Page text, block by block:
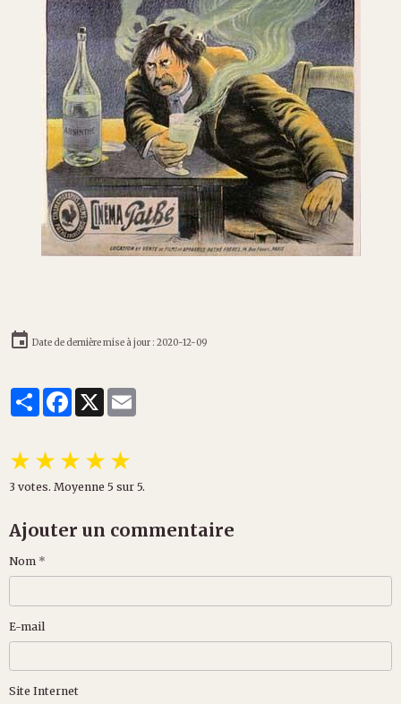
Date de dernière mise à jour : 2020-12-09
PartagerFacebook
X
★★★★★
3 votes. Moyenne 5 sur 5.
Ajouter un commentaire
Nom
E-mail
Site Internet